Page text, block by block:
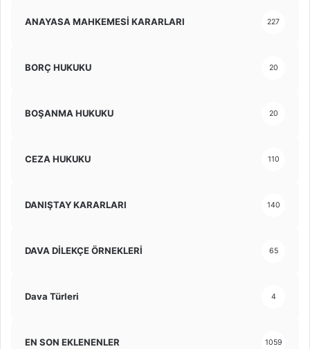
ANAYASA MAHKEMESİ KARARLARI 227
BORÇ HUKUKU 20
BOŞANMA HUKUKU 20
CEZA HUKUKU 110
DANIŞTAY KARARLARI 140
DAVA DİLEKÇE ÖRNEKLERİ 65
Dava Türleri 4
EN SON EKLENENLER 1059